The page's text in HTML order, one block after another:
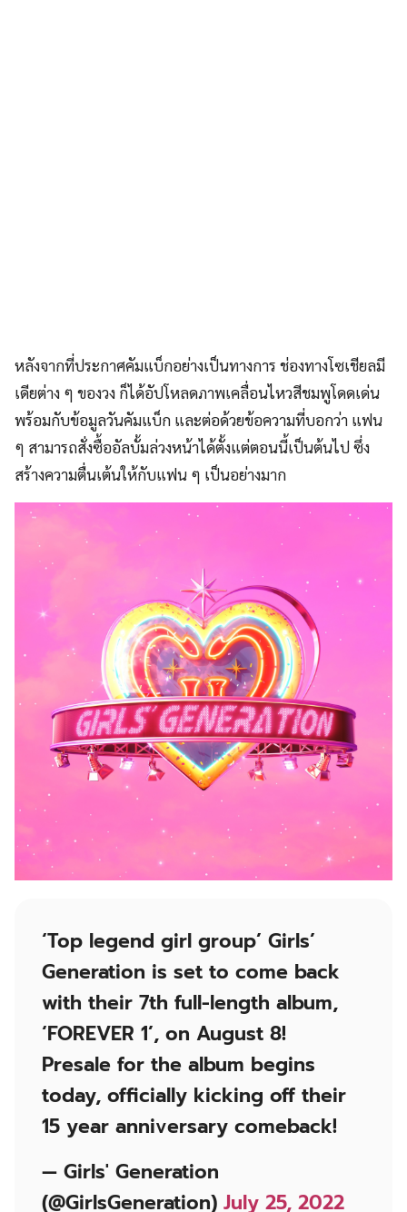
หลังจากที่ประกาศคัมแบ็กอย่างเป็นทางการ ช่องทางโซเชียลมี
เดียต่าง ๆ ของวง ก็ได้อัปโหลดภาพเคลื่อนไหวสีชมพูโดดเด่น
พร้อมกับข้อมูลวันคัมแบ็ก และต่อด้วยข้อความที่บอกว่า แฟน
ๆ สามารถสั่งซื้ออัลบั้มล่วงหน้าได้ตั้งแต่ตอนนี้เป็นต้นไป ซึ่ง
สร้างความตื่นเต้นให้กับแฟน ๆ เป็นอย่างมาก
‘Top legend girl group’ Girls’
Generation is set to come back
with their 7th full-length album,
‘FOREVER 1’, on August 8!
Presale for the album begins
today, officially kicking off their
15 year anniversary comeback!
— Girls' Generation
(@GirlsGeneration) July 25, 2022